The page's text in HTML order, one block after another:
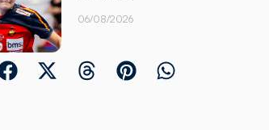
06/08/2026